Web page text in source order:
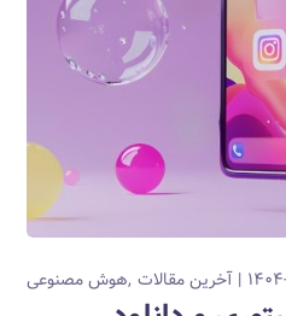
۰۹ آخرین مقالات هوش مصنوعی